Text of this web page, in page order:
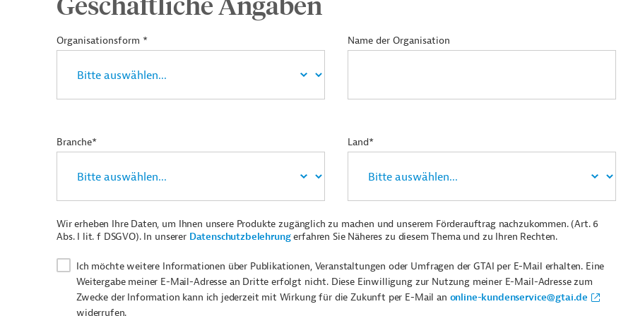
Organisationsform * Name der Organisation
Branche* Land*
Wir erheben Ihre Daten, um Ihnen unsere Produkte zugänglich zu machen und unserem Förderauftrag nachzukommen. (Art. 6
Abs. I lit. f DSGVO). In unserer Datenschutzbelehrungerfahren Sie Näheres zu diesem Thema und zu Ihren Rechten.
Ich möchte weitere Informationen über Publikationen, Veranstaltungen oder Umfragen der GTAI per E-Mail erhalten. Eine
Weitergabe meiner E-Mail-Adresse an Dritte erfolgt nicht. Diese Einwilligung zur Nutzung meiner E-Mail-Adresse zum
Zwecke der Information kann ich jederzeit mit Wirkung für die Zukunft per E-Mail an online-kundenservice@gtai.de
widerrufen.